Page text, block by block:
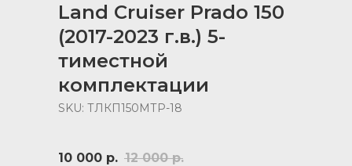
Land Cruiser Prado 150
(2017-2023 г.в.) 5-
тиместной
комплектации
SKU: ТЛКП150МТР-18
10 000 р. 12 000 р.